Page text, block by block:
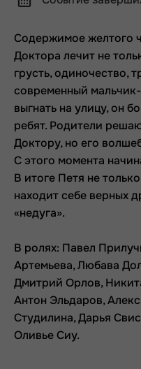
Содержимое желтого
Доктора лечит не
грусть, одиночество,
современный
выгнать на улицу, он
ребят. Родители
Доктору, но его
С этого момента
В итоге Петя не
находит себе верных
«недуга».
В ролях: Павел
Артемьева, Любава
Дмитрий Орлов,
Антон Эльдаров,
Студилина, Дарья
Оливье Сиу.